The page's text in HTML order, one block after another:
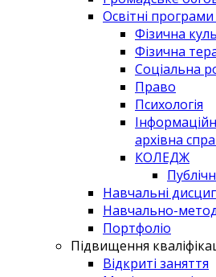
Освітні
Фізична
Фізична
Соціальна
Право
Психологія
архівна
КОЛЕДЖ
Навчальні
Навчально-
Портфоліо
Підвищення
Відкриті заняття